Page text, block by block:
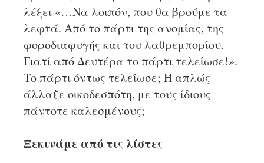
λέξει «…Να λοιπόν, που θα βρούμε τα
λεφτά. Από το πάρτι της ανομίας, της
φοροδιαφυγής και του λαθρεμπορίου.
Γιατί από Δευτέρα το πάρτι τελείωσε!».
Το πάρτι όντως τελείωσε; Ή απλώς
άλλαξε οικοδεσπότη, με τους ίδιους
πάντοτε καλεσμένους;
Ξεκινάμε από τις λίστες